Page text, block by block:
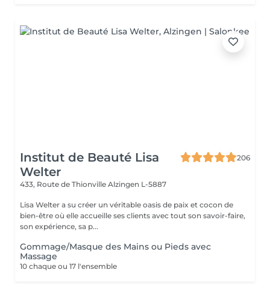
Institut de Beauté Lisa
Welter
206
433, Route de Thionville Alzingen L-5887
Lisa Welter a su créer un véritable oasis de paix et cocon de
bien-être où elle accueille ses clients avec tout son savoir-faire,
son expérience, sa p...
Gommage/Masque des Mains ou Pieds avec
Massage
10 chaque ou 17 l'ensemble